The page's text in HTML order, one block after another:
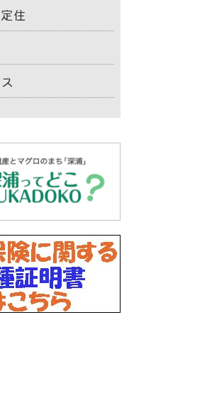
住